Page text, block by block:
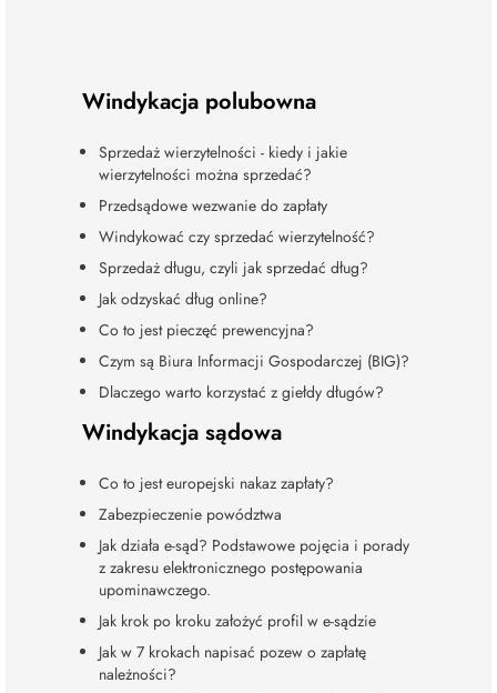
Windykacja polubowna
Sprzedaż wierzytelności - kiedy i jakie
wierzytelności można sprzedać?
Przedsądowe wezwanie do zapłaty
Windykować czy sprzedać wierzytelność?
Sprzedaż długu, czyli jak sprzedać dług?
Jak odzyskać dług online?
Co to jest pieczęć prewencyjna?
Czym są Biura Informacji Gospodarczej (BIG)?
Dlaczego warto korzystać z giełdy długów?
Windykacja sądowa
Co to jest europejski nakaz zapłaty?
Zabezpieczenie powództwa
Jak działa e-sąd? Podstawowe pojęcia i porady
z zakresu elektronicznego postępowania
upominawczego.
Jak krok po kroku założyć profil w e-sądzie
Jak w 7 krokach napisać pozew o zapłatę
należności?